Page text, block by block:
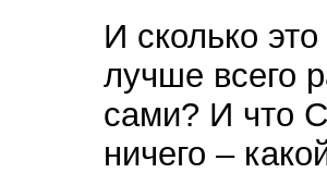
И сколько
лучше всего
сами? И что
ничего –